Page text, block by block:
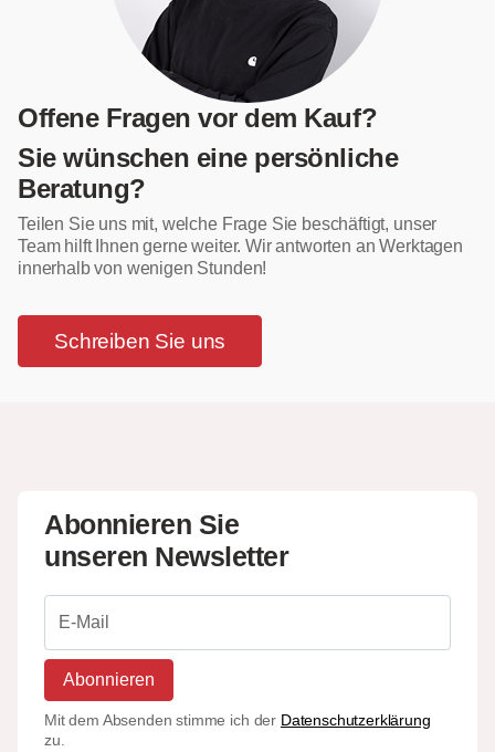
Offene Fragen vor dem Kauf?
Sie wünschen eine persönliche
Beratung?
Teilen Sie uns mit, welche Frage Sie beschäftigt, unser
Team hilft Ihnen gerne weiter. Wir antworten an Werktagen
innerhalb von wenigen Stunden!
Schreiben Sie uns
Abonnieren Sie
unseren Newsletter
Abonnieren
Mit dem Absenden stimme ich der Datenschutzerklärung
zu.